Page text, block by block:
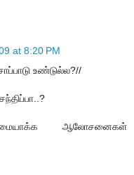
at 8:20 PM
உண்டுல்ல?//
ஆலோசனைகள்